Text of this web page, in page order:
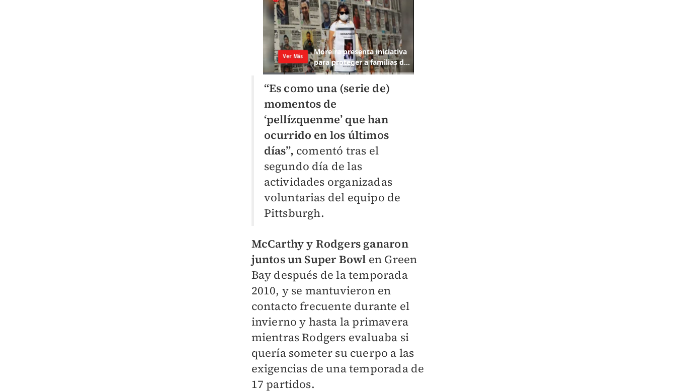
“Es como una (serie de)
momentos de
‘pellízquenme’ que han
ocurrido en los últimos
días”, comentó tras el
segundo día de las
actividades organizadas
voluntarias del equipo de
Pittsburgh.
McCarthy y Rodgers ganaron
juntos un Super Bowl en Green
Bay después de la temporada
2010, y se mantuvieron en
contacto frecuente durante el
invierno y hasta la primavera
mientras Rodgers evaluaba si
quería someter su cuerpo a las
exigencias de una temporada de
17 partidos.